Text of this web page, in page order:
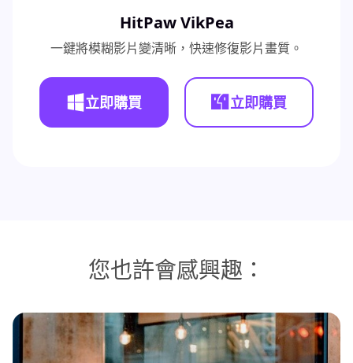
HitPaw VikPea
一鍵將模糊影片變清晰，快速修復影片畫質。
立即購買 立即購買
您也許會感興趣：